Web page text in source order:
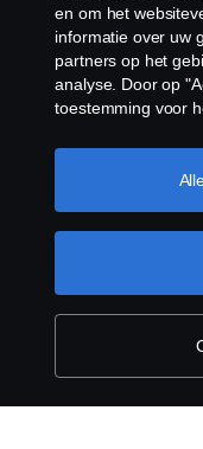
Cookie policy
Cookie instellingen
© Copyright Scania
Voorbehouden.
+31(0)38-4977611.
en om het
informatie over uw
partners op het
analyse. Door op
toestemming voor
door op "Cookie
categorieën te
Cookie